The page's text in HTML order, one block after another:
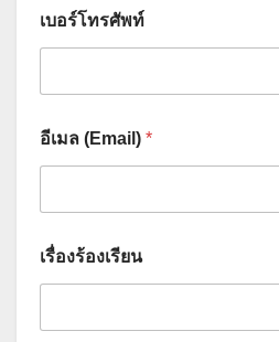
ด
เ
อ
ร้
รี
น
ชื่
เบอร์โทรศัพท์
อีเมล (Email) *
เรื่องร้องเรียน